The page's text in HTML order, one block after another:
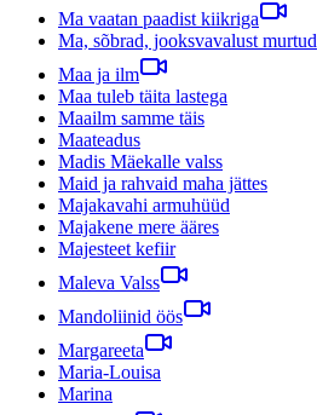
Ma vaatan paadist kiikriga
Ma, sõbrad, jooksvavalust murtud
Maa ja ilm
Maa tuleb täita lastega
Maailm samme täis
Maateadus
Madis Mäekalle valss
Maid ja rahvaid maha jättes
Majakavahi armuhüüd
Majakene mere ääres
Majesteet kefiir
Maleva Valss
Mandoliinid öös
Margareeta
Maria-Louisa
Marina